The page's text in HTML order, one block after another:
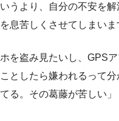
うより、自分の不安を
息苦しくさせてしまいま
ホを盗み見たいし、GPS
としたら嫌われるって
る。その葛藤が苦しい」